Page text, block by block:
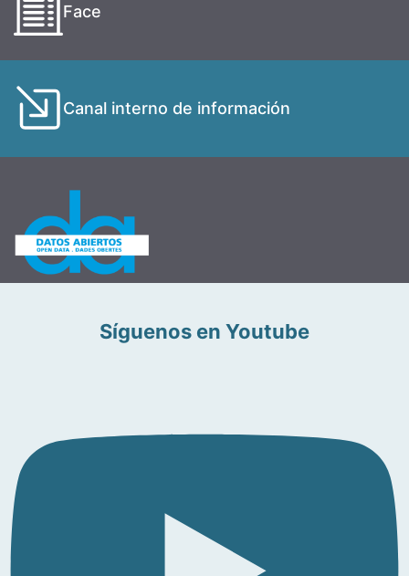
Face
Canal interno de información
Síguenos en Youtube